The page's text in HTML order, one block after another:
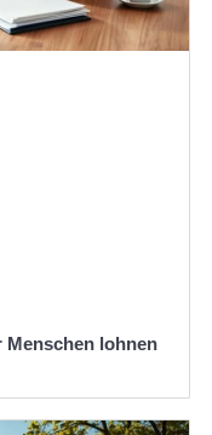
Menschen lohnen